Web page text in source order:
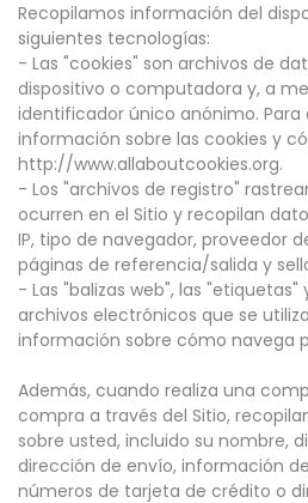
Recopilamos información del
siguientes tecnologías:
- Las "cookies" son archivos de
dispositivo o computadora y, a
identificador único anónimo. Para
información sobre las cookies y
http://www.allaboutcookies.org.
- Los "archivos de registro"
ocurren en el Sitio y recopilan
IP, tipo de navegador, proveedor
páginas de referencia/salida y
- Las "balizas web", las "etiquetas"
archivos electrónicos que se
información sobre cómo navega
Además, cuando realiza una
compra a través del Sitio,
sobre usted, incluido su nombre,
dirección de envío, información
números de tarjeta de crédito o